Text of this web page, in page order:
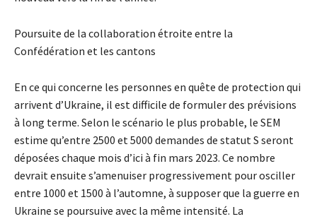
Poursuite de la collaboration étroite entre la
Confédération et les cantons
En ce qui concerne les personnes en quête de protection qui
arrivent d’Ukraine, il est difficile de formuler des prévisions
à long terme. Selon le scénario le plus probable, le SEM
estime qu’entre 2500 et 5000 demandes de statut S seront
déposées chaque mois d’ici à fin mars 2023. Ce nombre
devrait ensuite s’amenuiser progressivement pour osciller
entre 1000 et 1500 à l’automne, à supposer que la guerre en
Ukraine se poursuive avec la même intensité. La